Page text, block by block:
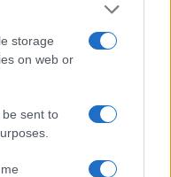
storage
on web or
sent to
ότι
τα μαλλιά της